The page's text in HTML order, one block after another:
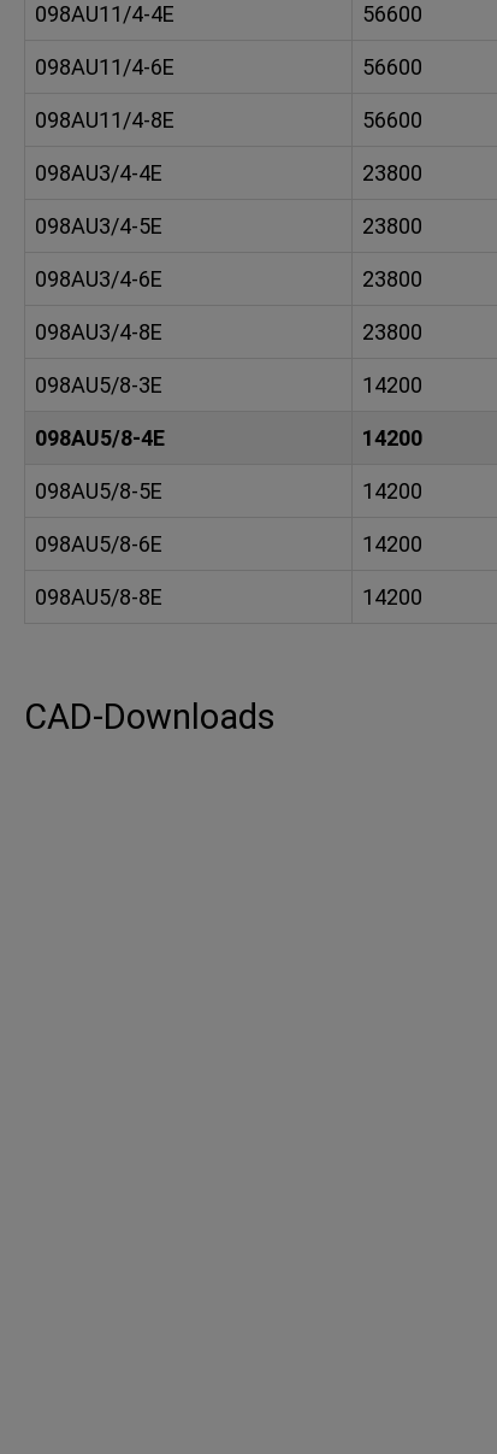
098AU11/4-4E 56600
098AU11/4-6E 56600
098AU11/4-8E 56600
098AU3/4-4E 23800
098AU3/4-5E 23800
098AU3/4-6E 23800
098AU3/4-8E 23800
098AU5/8-3E 14200
098AU5/8-4E 14200
098AU5/8-5E 14200
098AU5/8-6E 14200
098AU5/8-8E 14200
CAD-Downloads